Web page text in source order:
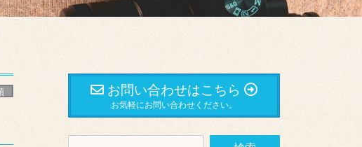
お問い合わせはこちら
お気軽にお問い合わせください。